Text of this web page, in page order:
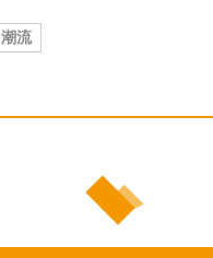
潮流